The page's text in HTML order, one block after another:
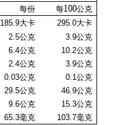
每份
每100公克
185.9大卡 295.0大卡
2.5公克 3.9公克
6.4公克
10.2公克
2.4公克
3.9公克
0.03公克 0.1公克
29.5公克
46.9公克
9.6公克
15.3公克
65.3毫克 103.7毫克